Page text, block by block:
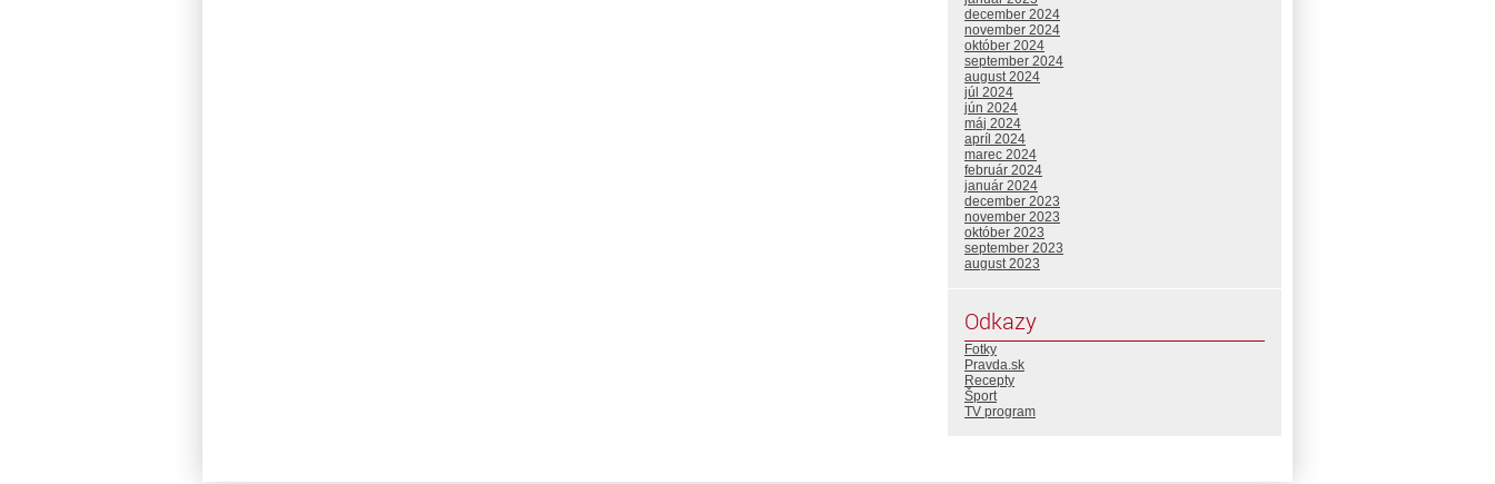
december 2024
november 2024
október 2024
september 2024
august 2024
júl 2024
jún 2024
máj 2024
apríl 2024
marec 2024
február 2024
január 2024
december 2023
november 2023
október 2023
september 2023
august 2023
Odkazy
Fotky
Pravda.sk
Recepty
Šport
TV program